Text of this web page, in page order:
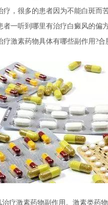
疗，很多的患者因为不能白斑而
者一听到哪里有治疗白癜风的偏
疗激素药物具体有哪些副作用?合
激素药物副作用。激素类药物